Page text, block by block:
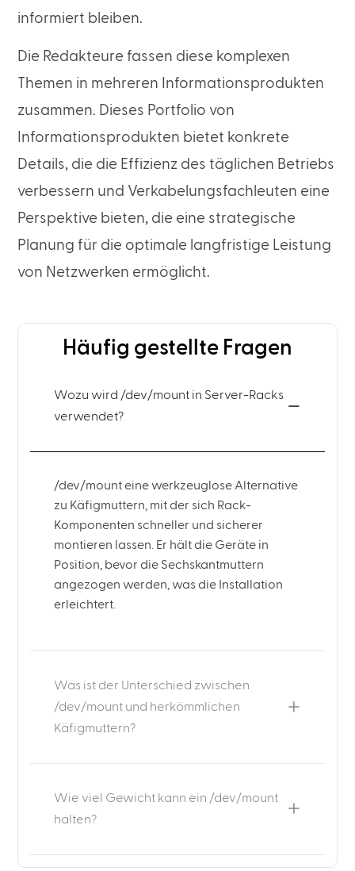
informiert bleiben.
Die Redakteure fassen diese komplexen
Themen in mehreren Informationsprodukten
zusammen. Dieses Portfolio von
Informationsprodukten bietet konkrete
Details, die die Effizienz des täglichen Betriebs
verbessern und Verkabelungsfachleuten eine
Perspektive bieten, die eine strategische
Planung für die optimale langfristige Leistung
von Netzwerken ermöglicht.
Häufig gestellte Fragen
Wozu wird /dev/mount in Server-Racks
verwendet?
/dev/mount eine werkzeuglose Alternative
zu Käfigmuttern, mit der sich Rack-
Komponenten schneller und sicherer
montieren lassen. Er hält die Geräte in
Position, bevor die Sechskantmuttern
angezogen werden, was die Installation
erleichtert.
Was ist der Unterschied zwischen
/dev/mount und herkömmlichen
Käfigmuttern?
Wie viel Gewicht kann ein /dev/mount
halten?